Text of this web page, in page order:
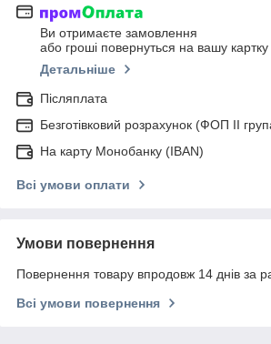
Ви отримаєте замовлення
або гроші повернуться на вашу картку
Детальніше
Післяплата
Безготівковий розрахунок (ФОП ІІ
На карту Монобанку (IBAN)
Всі умови оплати
Умови повернення
Повернення товару впродовж 14 днів за
Всі умови повернення